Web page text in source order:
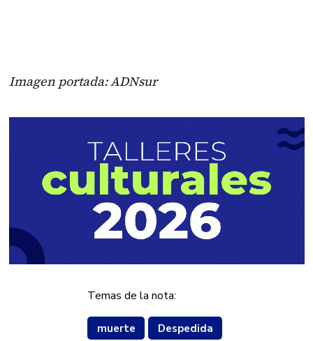
Imagen portada: ADNsur
Temas de la nota:
muerte Despedida